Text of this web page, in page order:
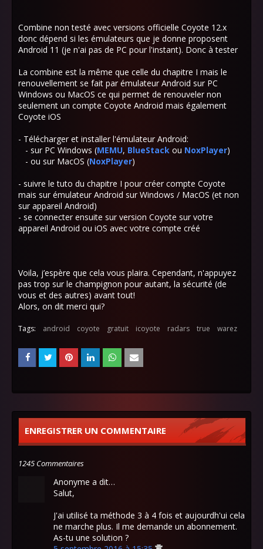
Combine non testé avec versions officielle Coyote 12.x
donc dépend si les émulateurs que je donne proposent
Android 11 (je n'ai pas de PC pour l'instant). Donc à tester
La combine est la même que celle du chapitre I mais le
renouvellement se fait par émulateur Android sur PC
Windows ou MacOS ce qui permet de renouveler non
seulement un compte Coyote Android mais également
Coyote iOS
- Télécharger et installer l'émulateur Android:
- sur PC Windows (MEMU, BlueStack ou NoxPlayer)
- ou sur MacOS (NoxPlayer)
- suivre le tuto du chapitre I pour créer compte Coyote
mais sur émulateur Android sur Windows / MacOS (et non
sur appareil Android)
- se connecter ensuite sur version Coyote sur votre
appareil Android ou iOS avec votre compte créé
Voila, j’espère que cela vous plaira. Cependant, n'appuyez
pas trop sur le champignon pour autant, la sécurité (de
vous et des autres) avant tout!
Alors, on dit merci qui?
Tags: android coyote gratuit icoyote radars true warez
ENREGISTRER UN COMMENTAIRE
1245 Commentaires
Anonyme a dit…
Salut,
J'ai utilisé ta méthode 3 à 4 fois et aujourdh'ui cela
ne marche plus. Il me demande un abonnement.
As-tu une solution ?